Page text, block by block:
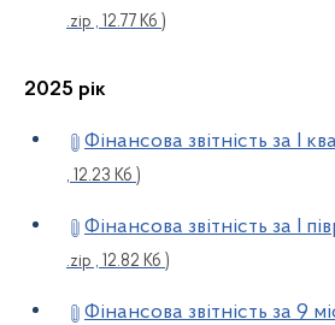
.zip , 12.77 Кб )
2025 рік
Фінансова звітність за І
, 12.23 Кб )
Фінансова звітність за І
.zip , 12.82 Кб )
Фінансова звітність за 9